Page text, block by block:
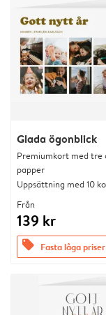
Glada ögonblick
Premiumkort med tre
papper
Uppsättning med 10
Från
139 kr
offers Fasta låga priser